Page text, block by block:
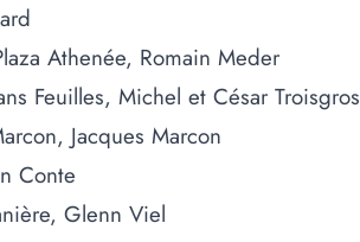
Athenée, Romain Meder
Feuilles, Michel et César Troisgros
Jacques Marcon
Conte
Glenn Viel